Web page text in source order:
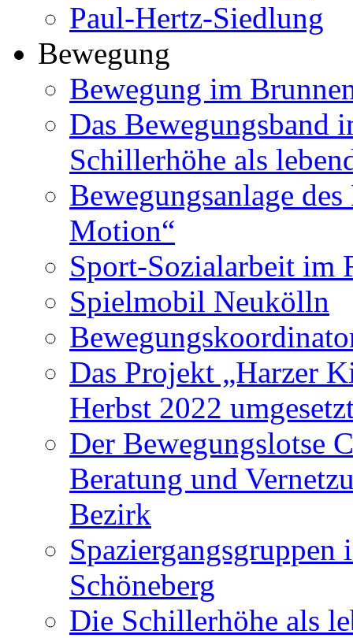
Paul-Hertz-Siedlung
Bewegung
Bewegung im
Das Bewegungsband
Schillerhöhe als
Bewegungsanlage
Motion“
Sport-Sozialarbeit im
Spielmobil Neukölln
Das Projekt „Harzer
Herbst 2022
Der Bewegungslotse
Beratung und
Bezirk
Schöneberg
Die Schillerhöhe als